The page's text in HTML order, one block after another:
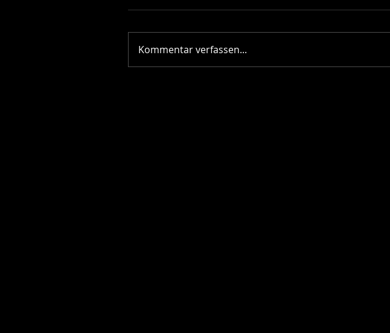
Kommentar verfassen...